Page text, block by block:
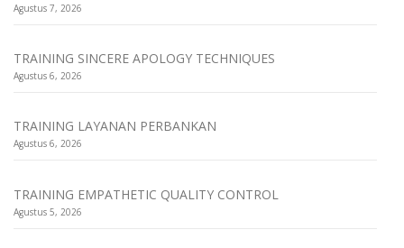
Agustus 7, 2026
TRAINING SINCERE APOLOGY TECHNIQUES
Agustus 6, 2026
TRAINING LAYANAN PERBANKAN
Agustus 6, 2026
TRAINING EMPATHETIC QUALITY CONTROL
Agustus 5, 2026